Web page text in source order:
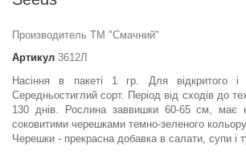
Производитель ТМ "Смачний"
Артикул 3612Л
Насіння в пакеті 1 гр. Для відкритого і
Середньостиглий сорт. Період від сходів до
130 днів. Рослина заввишки 60-65 см, має
соковитими черешками темно-зеленого
Черешки - прекрасна добавка в салати, супи і